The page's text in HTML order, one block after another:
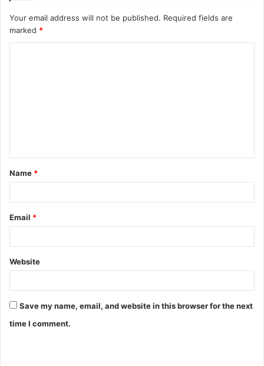
Your email address will not be published. Required fields are
marked *
Name *
Email *
Website
Save my name, email, and website in this browser for the next
time I comment.